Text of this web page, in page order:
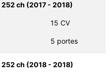
252 ch (2017 - 2018)
15 CV
5 portes
252 ch (2018 - 2018)